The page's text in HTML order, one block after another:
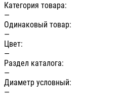
Категория товара:
—
Одинаковый товар:
—
Цвет:
—
Раздел каталога:
—
Диаметр условный:
—